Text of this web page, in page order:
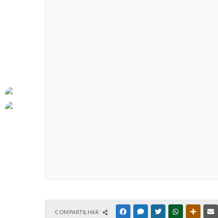
COMPARTILHAR FACEBOOKMESSENGER
TWITTERWHATSAPP